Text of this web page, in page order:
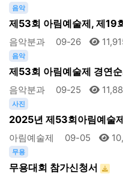
음악
제53회 아림예술제, 제19
음악분과 09-26
음악
제53회 아림예술제 경연
음악분과 09-25
사진
2025년 제53회아림예술
아림예술제 09-05
무용
무용대회 참가신청서